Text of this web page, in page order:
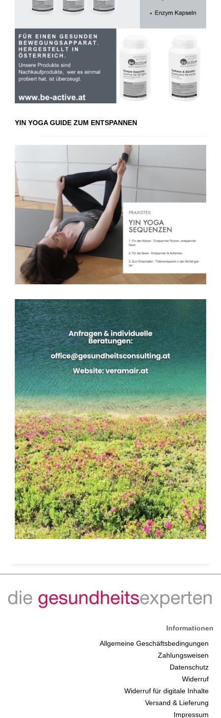
YIN YOGA GUIDE ZUM ENTSPANNEN
Informationen
Allgemeine Geschäftsbedingungen
Zahlungsweisen
Datenschutz
Widerruf
Widerruf für digitale Inhalte
Versand & Lieferung
Impressum